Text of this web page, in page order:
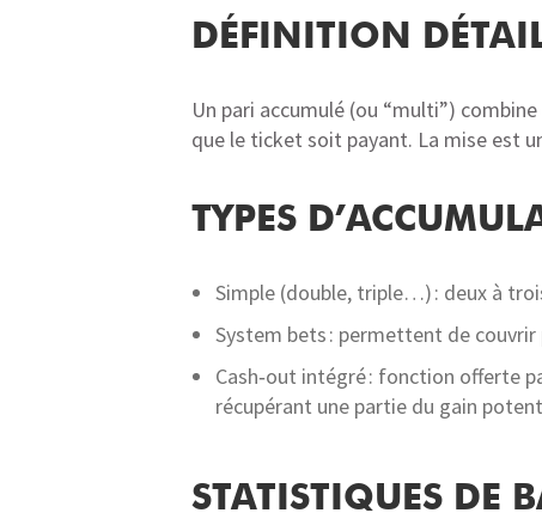
DÉFINITION
Un pari accumulé (ou “multi”)
que le ticket soit payant. La mise est
TYPES
Simple (double, triple…) : deux à
System bets : permettent de couvrir
Cash‑out intégré : fonction offerte
récupérant une partie du gain
STATISTIQUES DE